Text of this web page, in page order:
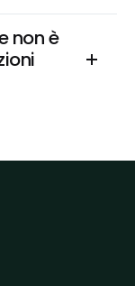
non è